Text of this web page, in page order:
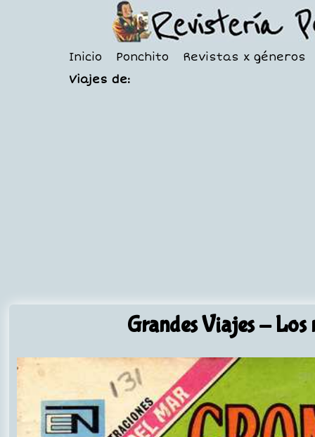
Inicio Ponchito
Revistas x géneros
Viajes de:
Grandes Viajes- Los